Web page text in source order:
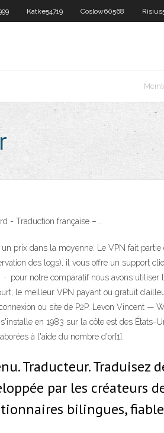
Katke54719 Coslow60568
- Traduction française – …
prix dans la moyenne. Le VPN fait
des logs), il vous offre un support
pour notre comparatif nous avons utiliser
le meilleur VPN payant ou gratuit
ou site de P2P. Levon Vincent —
s'installe en 1983 sur la côte est des
à l'aide du nombre d'or[1].
Traducteur.
par les créateurs
bilingues,